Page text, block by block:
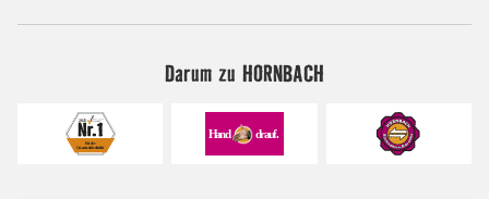
Darum zu HORNBACH